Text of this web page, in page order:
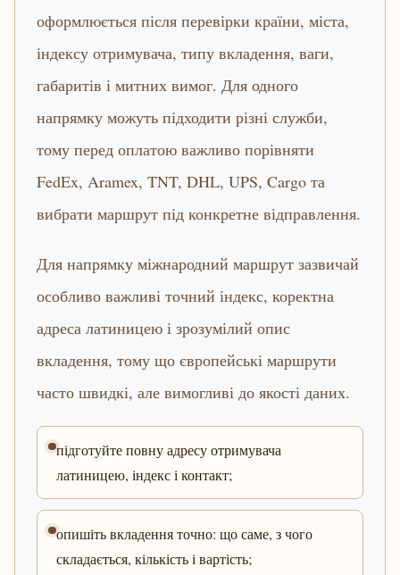
оформлюється після перевірки країни, міста,
індексу отримувача, типу вкладення, ваги,
габаритів і митних вимог. Для одного
напрямку можуть підходити різні служби,
тому перед оплатою важливо порівняти
FedEx, Aramex, TNT, DHL, UPS, Cargo та
вибрати маршрут під конкретне відправлення.
Для напрямку міжнародний маршрут зазвичай
особливо важливі точний індекс, коректна
адреса латиницею і зрозумілий опис
вкладення, тому що європейські маршрути
часто швидкі, але вимогливі до якості даних.
підготуйте повну адресу отримувача
латиницею, індекс і контакт;
опишіть вкладення точно: що саме, з чого
складається, кількість і вартість;